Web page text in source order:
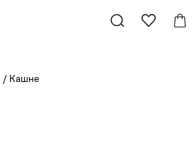
/ Кашне